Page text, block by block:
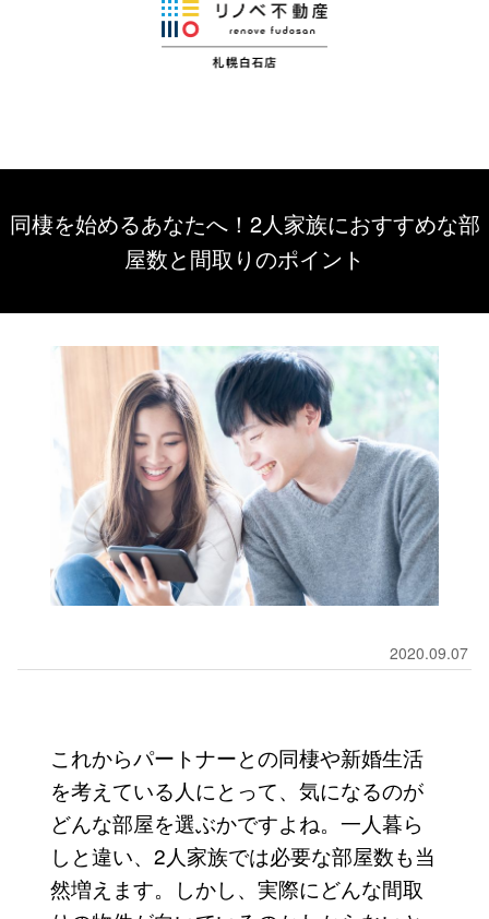
同棲を始めるあなたへ！2人家族におすすめな部
屋数と間取りのポイント
2020.09.07
これからパートナーとの同棲や新婚生活
を考えている人にとって、気になるのが
どんな部屋を選ぶかですよね。一人暮ら
しと違い、2人家族では必要な部屋数も当
然増えます。しかし、実際にどんな間取